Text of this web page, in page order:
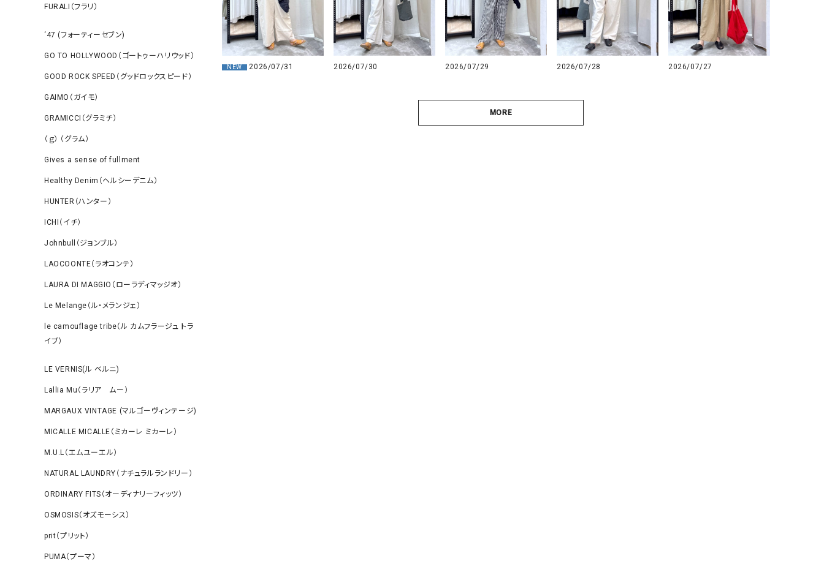
FURALI（フラリ）
‘47 (フォーティーセブン)
GO TO HOLLYWOOD（ゴートゥーハリウッド）
GOOD ROCK SPEED（グッドロックスピード）
GAIMO（ガイモ）
GRAMICCI（グラミチ）
（ｇ） （グラム）
Gives a sense of fullment
Healthy Denim（ヘルシーデニム）
HUNTER（ハンター）
ICHI（イチ）
Johnbull（ジョンブル）
LAOCOONTE（ラオコンテ）
LAURA DI MAGGIO（ローラディマッジオ）
Le Melange（ル・メランジェ）
le camouflage tribe（ル カムフラージュ トラ
イブ）
LE VERNIS(ル ベルニ)
Lallia Mu（ラリア ムー）
MARGAUX VINTAGE (マルゴーヴィンテージ)
MICALLE MICALLE（ミカーレ ミカーレ）
M.U.L（エムユーエル）
NATURAL LAUNDRY（ナチュラルランドリー）
ORDINARY FITS（オーディナリーフィッツ）
OSMOSIS（オズモーシス）
prit（プリット）
PUMA（プーマ）
NEW 2026/07/31 2026/07/30 2026/07/29 2026/07/28 2026/07/27
MORE